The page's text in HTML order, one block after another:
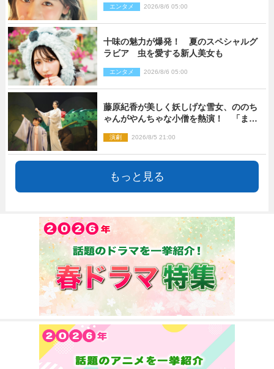
エンタメ 2026/8/6 05:00
十味の魅力が爆発！ 夏のスペシャルグ
ラビア 虫を愛する新人美女も
エンタメ 2026/8/6 05:00
藤原紀香が美しく妖しげな雪女、ののち
ゃんがやんちゃな小僧を熱演！ 「まん
演劇 2026/8/5 21:00
もっと見る